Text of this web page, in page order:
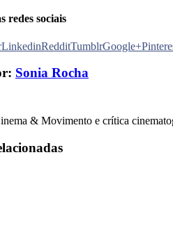
redes sociais
LinkedinRedditTumblrGoogle+
Sonia Rocha
& Movimento e crítica